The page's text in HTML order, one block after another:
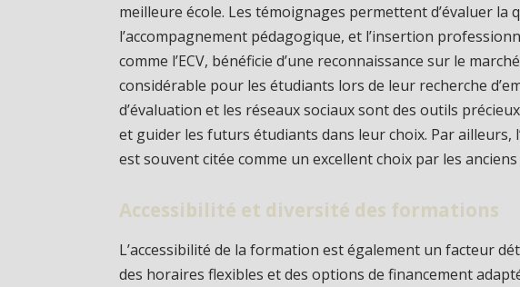
meilleure école. Les témoignages permettent d’évaluer la
l’accompagnement pédagogique, et l’insertion
comme l’ECV, bénéficie d’une reconnaissance sur le
considérable pour les étudiants lors de leur recherche
d’évaluation et les réseaux sociaux sont des outils
et guider les futurs étudiants dans leur choix. Par ailleurs,
est souvent citée comme un excellent choix par les anciens
Accessibilité et diversité des formations
L’accessibilité de la formation est également un facteur
des horaires flexibles et des options de financement